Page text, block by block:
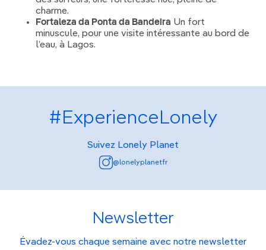
charme.
Fortaleza da Ponta da Bandeira Un fort
minuscule, pour une visite intéressante au bord de
l’eau, à Lagos.
#ExperienceLonely
Suivez Lonely Planet
@lonelyplanetfr
Newsletter
Évadez-vous chaque semaine avec notre newsletter